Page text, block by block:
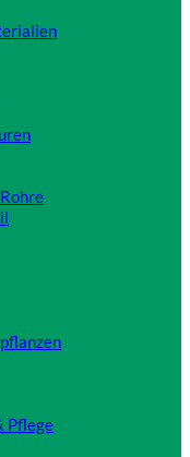
Pflege